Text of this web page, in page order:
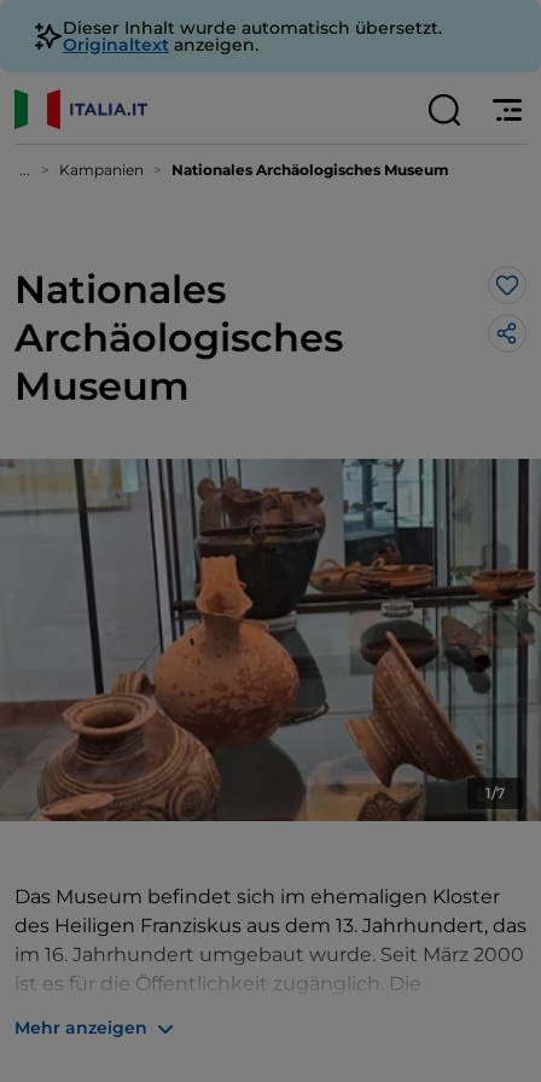
Dieser Inhalt wurde automatisch übersetzt.
Originaltext anzeigen.
... Kampanien Nationales Archäologisches Museum
Nationales
Archäologisches
Museum
1/7
Das Museum befindet sich im ehemaligen Kloster
des Heiligen Franziskus aus dem 13. Jahrhundert, das
im 16. Jahrhundert umgebaut wurde. Seit März 2000
ist es für die Öffentlichkeit zugänglich. Die
vollständig sind, wurden nach chronologischen
Mehr anzeigen